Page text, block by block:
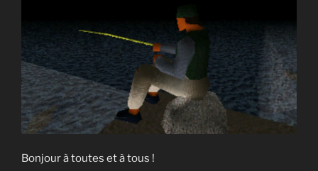
Bonjour à toutes et à tous !